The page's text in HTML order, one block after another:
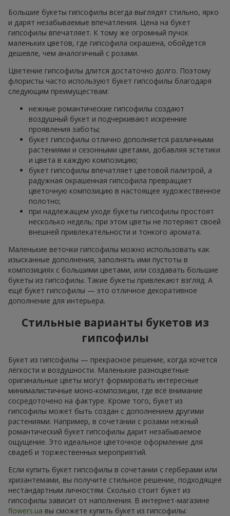
Большие букеты гипсофилы всегда выглядят стильно, ярко
и дарят незабываемые впечатления. Цена на букет
гипсофилы впечатляет. К тому же огромный пучок
маленьких цветов, где гипсофила окрашена, обойдется
дешевле, чем аналогичный с розами.
Цветение гипсофилы длится достаточно долго. Поэтому
флористы часто используют букет гипсофилы благодаря
следующим преимуществам:
нежные романтические гипсофилы создают
воздушный букет и подчеркивают искренние
проявления заботы;
букет гипсофилы отлично дополняется различными
растениями и сезонными цветами, добавляя эстетики
и цвета в каждую композицию;
букет гипсофилы впечатляет цветовой палитрой, а
радужная окрашенная гипсофила превращает
цветочную композицию в настоящее художественное
полотно;
при надлежащем уходе букеты гипсофилы простоят
несколько недель; при этом цветы не потеряют своей
внешней привлекательности и тонкого аромата.
Маленькие веточки гипсофилы можно использовать как
изысканные дополнения, заполнять ими пустоты в
композициях с большими цветами, или создавать большие
букеты из гипсофилы. Такие букеты привлекают взгляд. А
ещё букет гипсофилы — это отличное декоративное
дополнение для интерьера.
Стильные варианты букетов из
гипсофилы
Букет из гипсофилы — прекрасное решение, когда хочется
лёгкости и воздушности. Маленькие разноцветные
оригинальные цветы могут формировать интересные
минималистичные моно-композиции, где всё внимание
сосредоточено на фактуре. Кроме того, букет из
гипсофилы может быть создан с дополнением другими
растениями. Например, в сочетании с розами нежный
романтический букет гипсофилы дарит незабываемое
ощущение. Это идеальное цветочное оформление для
свадеб и торжественных мероприятий.
Если купить букет гипсофилы в сочетании с герберами или
хризантемами, вы получите стильное решение, подходящее
нестандартным личностям. Сколько стоит букет из
гипсофилы зависит от наполнения. В интернет-магазине
flowers.ua вы сможете купить букет из гипсофилы: